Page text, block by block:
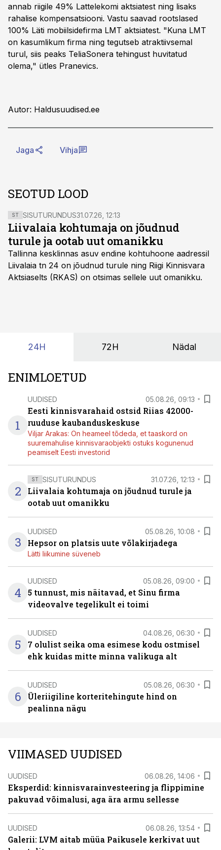
annab riigile 49% Lattelekomi aktsiatest ning lisaks
rahalise kompensatsiooni. Vastu saavad rootslased
100% Läti mobiilsidefirma LMT aktsiatest. "Kuna LMT
on kasumlikum firma ning tegutseb atraktiivsemal
turul, siis peaks TeliaSonera tehingust huvitatud
olema," ütles Pranevics.
Autor: Haldusuudised.ee
Jaga Vihja
SEOTUD LOOD
ST SISUTURUNDUS31.07.26, 12:13
Liivalaia kohtumaja on jõudnud
turule ja ootab uut omanikku
Tallinna kesklinnas asuv endine kohtuhoone aadressil
Liivalaia tn 24 on jõudnud turule ning Riigi Kinnisvara
Aktsiaselts (RKAS) on otsimas sellele uut omanikku.
24H 72H Nädal
ENIMLOETUD
1
UUDISED 05.08.26, 09:13
Eesti kinnisvarahaid ostsid Riias 42000-
ruuduse kaubanduskeskuse
Viljar Arakas: On heameel tõdeda, et taaskord on
suuremahulise kinnisvaraobjekti ostuks kogunenud
peamiselt Eesti investorid
2
ST SISUTURUNDUS 31.07.26, 12:13
Liivalaia kohtumaja on jõudnud turule ja
ootab uut omanikku
3
UUDISED 05.08.26, 10:08
Hepsor on platsis uute võlakirjadega
Lätti liikumine süveneb
4
UUDISED 05.08.26, 09:00
5 tunnust, mis näitavad, et Sinu firma
videovalve tegelikult ei toimi
5
UUDISED 04.08.26, 06:30
7 olulist seika oma esimese kodu ostmisel
ehk kuidas mitte minna valikuga alt
6
UUDISED 05.08.26, 06:30
Üleriigiline korteritehingute hind on
pealinna nägu
VIIMASED UUDISED
UUDISED 06.08.26, 14:06
Eksperdid: kinnisvarainvesteering ja flippimine
pakuvad võimalusi, aga ära armu sellesse
UUDISED 06.08.26, 13:54
Galerii: LVM aitab müüa Paikusele kerkivat uut